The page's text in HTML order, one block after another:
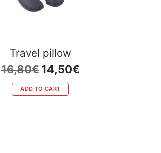
Travel pillow
16,80€ Original
price
was:
16,80€.
14,50€Current
ADD TO CART